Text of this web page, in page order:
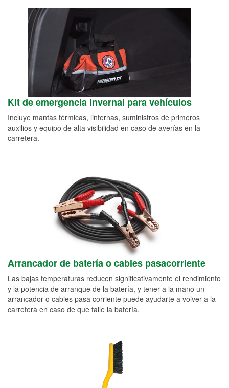
Kit de emergencia invernal para vehículos
Incluye mantas térmicas, linternas, suministros de primeros
auxilios y equipo de alta visibilidad en caso de averías en la
carretera.
Arrancador de batería o cables pasacorriente
Las bajas temperaturas reducen significativamente el rendimiento
y la potencia de arranque de la batería, y tener a la mano un
arrancador o cables pasa corriente puede ayudarte a volver a la
carretera en caso de que falle la batería.